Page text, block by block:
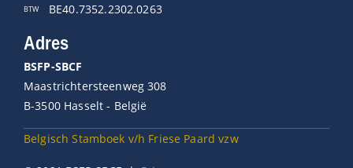
BTW BE40.7352.2302.0263
Adres
BSFP-SBCF
Maastrichtersteenweg 308
B-3500 Hasselt - België
Belgisch Stamboek v/h Friese Paard vzw